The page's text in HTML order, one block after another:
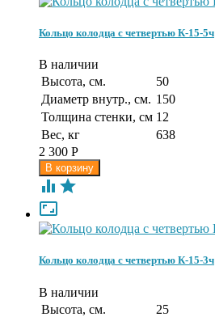
Кольцо колодца с четвертью К-15-5ч
В наличии
Высота, см.
50
Диаметр внутр., см. 150
Толщина стенки, см 12
Вес, кг
638
2 300 Р
 

Кольцо колодца с четвертью К-15-3ч
В наличии
Высота, см.
25